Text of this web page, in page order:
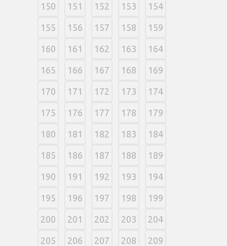
150 151 152 153 154
155 156 157 158 159
160 161 162 163 164
165 166 167 168 169
170 171 172 173 174
175 176 177 178 179
180 181 182 183 184
185 186 187 188 189
190 191 192 193 194
195 196 197 198 199
200 201 202 203 204
205 206 207 208 209